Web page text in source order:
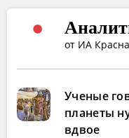
от ИА
Ученые
планеты
вдвое